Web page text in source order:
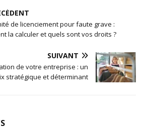
de licenciement pour faute grave :
la calculer et quels sont vos droits ?
SUIVANT
de votre entreprise : un
stratégique et déterminant